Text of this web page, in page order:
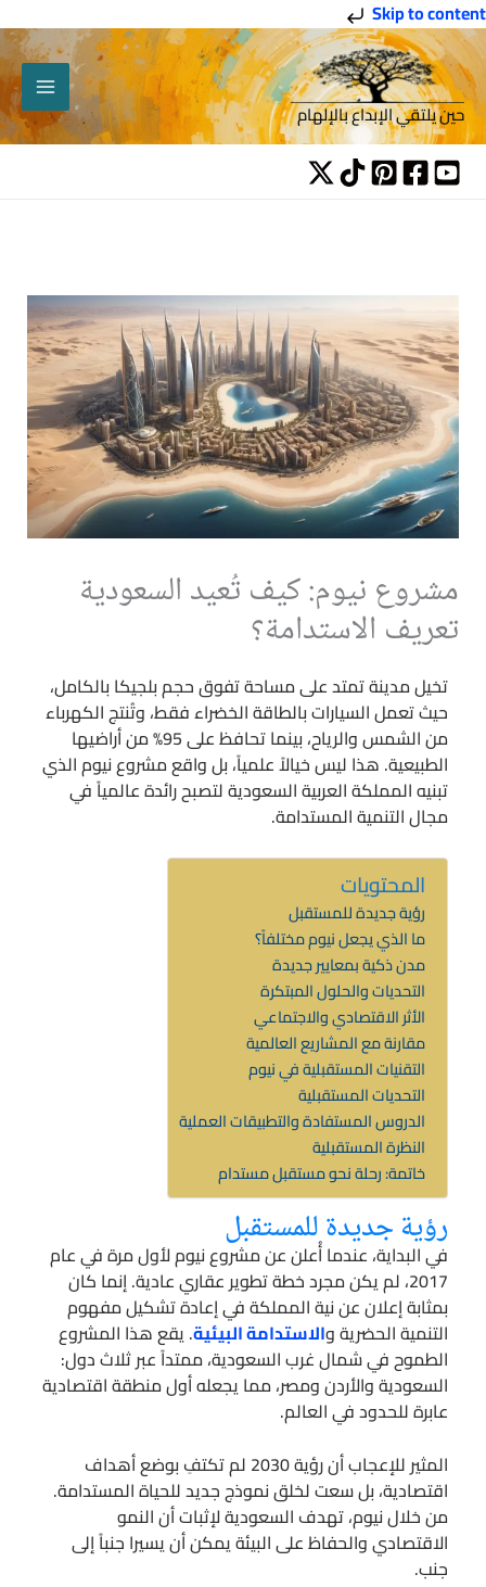
Skip to content
تخطي
إلى
المحتوى
حين يلتقي الإبداع بالإلهام
مشروع نيوم: كيف تُعيد السعودية
تعريف الاستدامة؟
تخيل مدينة تمتد على مساحة تفوق حجم بلجيكا بالكامل،
حيث تعمل السيارات بالطاقة الخضراء فقط، وتُنتج الكهرباء
من الشمس والرياح، بينما تحافظ على 95% من أراضيها
الطبيعية. هذا ليس خيالاً علمياً، بل واقع مشروع نيوم الذي
تبنيه المملكة العربية السعودية لتصبح رائدة عالمياً في
مجال التنمية المستدامة.
المحتويات
رؤية جديدة للمستقبل
ما الذي يجعل نيوم مختلفاً؟
مدن ذكية بمعايير جديدة
التحديات والحلول المبتكرة
الأثر الاقتصادي والاجتماعي
مقارنة مع المشاريع العالمية
التقنيات المستقبلية في نيوم
التحديات المستقبلية
الدروس المستفادة والتطبيقات العملية
النظرة المستقبلية
خاتمة: رحلة نحو مستقبل مستدام
رؤية جديدة للمستقبل
في البداية، عندما أُعلن عن مشروع نيوم لأول مرة في عام
2017، لم يكن مجرد خطة تطوير عقاري عادية. إنما كان
بمثابة إعلان عن نية المملكة في إعادة تشكيل مفهوم
التنمية الحضرية والاستدامة البيئية. يقع هذا المشروع
الطموح في شمال غرب السعودية، ممتداً عبر ثلاث دول:
السعودية والأردن ومصر، مما يجعله أول منطقة اقتصادية
عابرة للحدود في العالم.
المثير للإعجاب أن رؤية 2030 لم تكتفِ بوضع أهداف
اقتصادية، بل سعت لخلق نموذج جديد للحياة المستدامة.
من خلال نيوم، تهدف السعودية لإثبات أن النمو
الاقتصادي والحفاظ على البيئة يمكن أن يسيرا جنباً إلى
جنب.